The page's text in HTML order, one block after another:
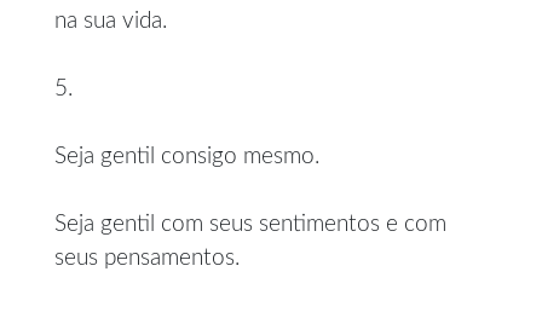
na sua vida.
5.
Seja gentil consigo mesmo.
Seja gentil com seus sentimentos e com
seus pensamentos.